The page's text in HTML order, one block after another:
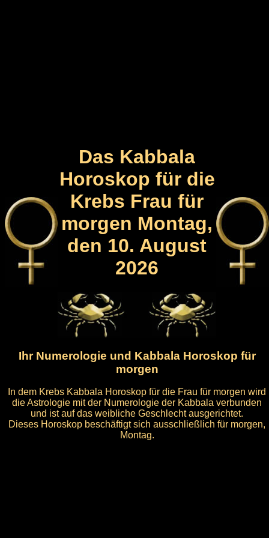
Das Kabbala
Horoskop für die
Krebs Frau für
morgen Montag,
den 10. August
2026
Ihr Numerologie und Kabbala Horoskop für
morgen
In dem Krebs Kabbala Horoskop für die Frau für morgen wird
die Astrologie mit der Numerologie der Kabbala verbunden
und ist auf das weibliche Geschlecht ausgerichtet.
Dieses Horoskop beschäftigt sich ausschließlich für morgen,
Montag.